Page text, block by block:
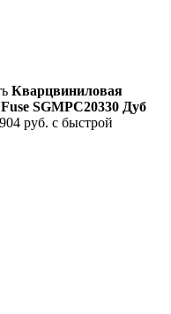
Кварцвиниловая
SGMPC20330 Дуб
руб. с быстрой